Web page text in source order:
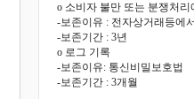
o 소비자 불만 또는 분쟁처리
-보존이유 : 전자상거래등에
-보존기간 : 3년
o 로그 기록
-보존이유: 통신비밀보호법
-보존기간 : 3개월